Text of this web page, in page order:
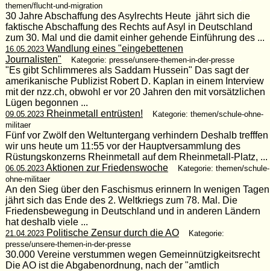
themen/flucht-und-migration
30 Jahre Abschaffung des Asylrechts Heute jährt sich die
faktische Abschaffung des Rechts auf Asyl in Deutschland
zum 30. Mal und die damit einher gehende Einführung des ...
16.05.2023Wandlung eines "eingebettenen
Journalisten"
Kategorie: presse/unsere-themen-in-der-presse
"Es gibt Schlimmeres als Saddam Hussein" Das sagt der
amerikanische Publizist Robert D. Kaplan in einem Interview
mit der nzz.ch, obwohl er vor 20 Jahren den mit vorsätzlichen
Lügen begonnen ...
09.05.2023Rheinmetall entrüsten!
Kategorie: themen/schule-ohne-
militaer
Fünf vor Zwölf den Weltuntergang verhindern Deshalb trefffen
wir uns heute um 11:55 vor der Hauptversammlung des
Rüstungskonzerns Rheinmetall auf dem Rheinmetall-Platz, ...
06.05.2023Aktionen zur Friedenswoche
Kategorie: themen/schule-
ohne-militaer
An den Sieg über den Faschismus erinnern In wenigen Tagen
jährt sich das Ende des 2. Weltkriegs zum 78. Mal. Die
Friedensbewegung in Deutschland und in anderen Ländern
hat deshalb viele ...
21.04.2023Politische Zensur durch die AO
Kategorie:
presse/unsere-themen-in-der-presse
30.000 Vereine verstummen wegen Gemeinnützigkeitsrecht
Die AO ist die Abgabenordnung, nach der "amtlich